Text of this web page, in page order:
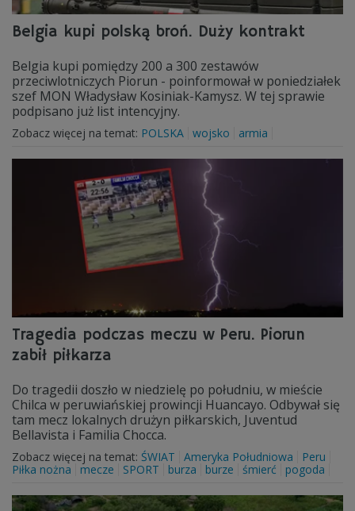
Belgia kupi polską broń. Duży kontrakt
Belgia kupi pomiędzy 200 a 300 zestawów
przeciwlotniczych Piorun - poinformował w poniedziałek
szef MON Władysław Kosiniak-Kamysz. W tej sprawie
podpisano już list intencyjny.
Zobacz więcej na temat: POLSKA wojsko armia
Tragedia podczas meczu w Peru. Piorun
zabił piłkarza
Do tragedii doszło w niedzielę po południu, w mieście
Chilca w peruwiańskiej prowincji Huancayo. Odbywał się
tam mecz lokalnych drużyn piłkarskich, Juventud
Bellavista i Familia Chocca.
Zobacz więcej na temat: ŚWIAT Ameryka Południowa
Peru
Piłka nożna
mecze SPORT burza burze śmierć pogoda